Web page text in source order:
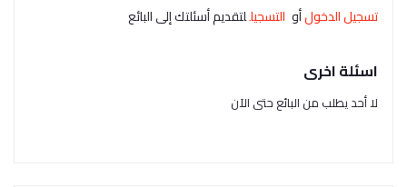
تسجيل الدخولأو التسجيللتقديم أسئلتك إلى البائع
اسئلة اخرى
لا أحد يطلب من البائع حتى الآن